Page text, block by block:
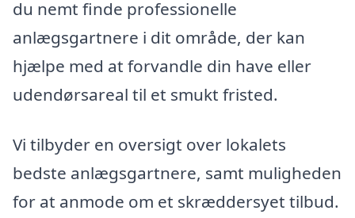
du nemt finde professionelle
anlægsgartnere i dit område, der kan
hjælpe med at forvandle din have eller
udendørsareal til et smukt fristed.
Vi tilbyder en oversigt over lokalets
bedste anlægsgartnere, samt muligheden
for at anmode om et skræddersyet tilbud.